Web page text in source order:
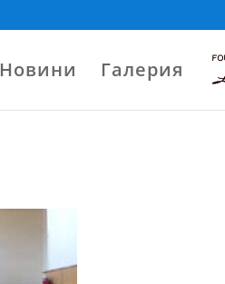
Новини Галерия